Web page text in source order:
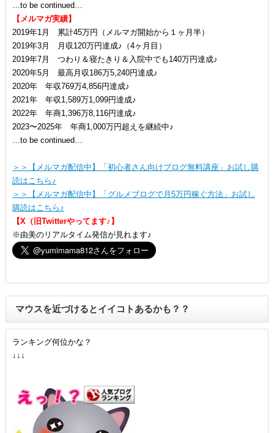
…to be continued…
【メルマガ実績】
2019年1月 累計45万円（メルマガ開始から１ヶ月半）
2019年3月 月収120万円達成♪（4ヶ月目）
2019年7月 つわり＆寝たきり＆入院中でも140万円達成♪
2020年5月 最高月収186万5,240円達成♪
2020年 年収769万4,856円達成♪
2021年 年収1,589万1,099円達成♪
2022年 年商1,396万8,116円達成♪
2023〜2025年 年商1,000万円超えを継続中♪
…to be continued…
＞＞【メルマガ配信中】「初心者さん向けブログ無料講座」お試し購
読はこちら♪
＞＞【メルマガ配信中】「グルメブログで月5万円稼ぐ方法」お試し
購読はこちら♪
【X（旧Twitterやってます♪】
※由美のリアルタイム発信が見れます♪
マウスを近づけるとイイコトあるかも？？
ランキング何位かな？
↓↓↓